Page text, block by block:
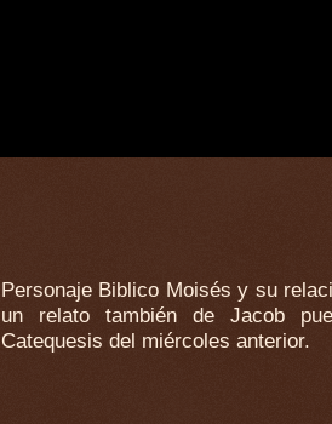
Catequesis del miércoles anterior.